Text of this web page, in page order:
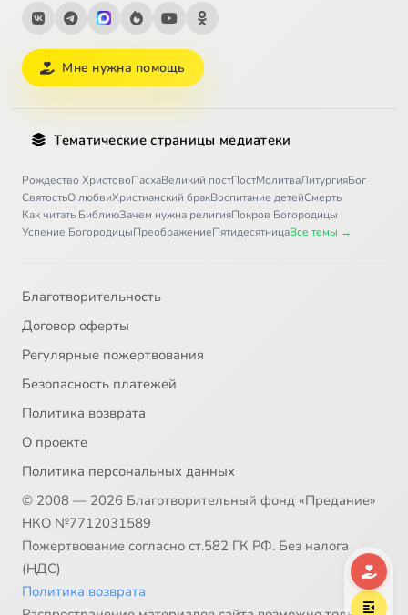
Мне нужна помощь
Тематические страницы медиатеки
Рождество ХристовоПасхаВеликий постПостМолитваЛитургияБог
СвятостьО любвиХристианский бракВоспитание детейСмерть
Как читать БиблиюЗачем нужна религияПокров Богородицы
Успение БогородицыПреображениеПятидесятницаВсе темы →
Благотворительность
Договор оферты
Регулярные пожертвования
Безопасность платежей
Политика возврата
О проекте
Политика персональных данных
© 2008 — 2026 Благотворительный фонд «Предание»
НКО №7712031589
Пожертвование согласно ст.582 ГК РФ. Без налога
(НДС)
Политика возврата